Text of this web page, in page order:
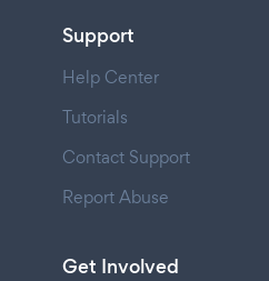
Support
Help Center
Tutorials
Contact Support
Report Abuse
Get Involved